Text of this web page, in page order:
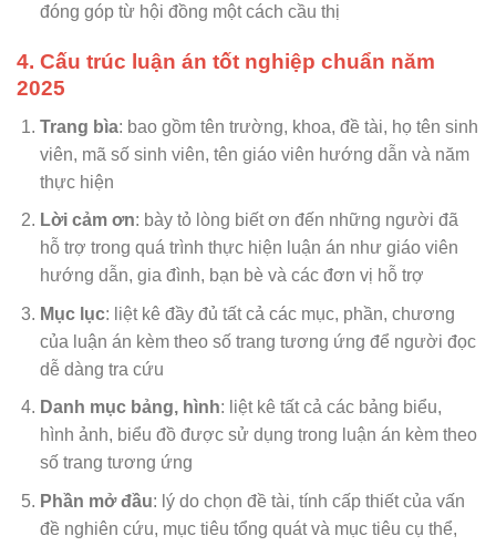
đóng góp từ hội đồng một cách cầu thị
4. Cấu trúc luận án tốt nghiệp chuẩn năm
2025
Trang bìa: bao gồm tên trường, khoa, đề tài, họ tên sinh
viên, mã số sinh viên, tên giáo viên hướng dẫn và năm
thực hiện
Lời cảm ơn: bày tỏ lòng biết ơn đến những người đã
hỗ trợ trong quá trình thực hiện luận án như giáo viên
hướng dẫn, gia đình, bạn bè và các đơn vị hỗ trợ
Mục lục: liệt kê đầy đủ tất cả các mục, phần, chương
của luận án kèm theo số trang tương ứng để người đọc
dễ dàng tra cứu
Danh mục bảng, hình: liệt kê tất cả các bảng biểu,
hình ảnh, biểu đồ được sử dụng trong luận án kèm theo
số trang tương ứng
Phần mở đầu: lý do chọn đề tài, tính cấp thiết của vấn
đề nghiên cứu, mục tiêu tổng quát và mục tiêu cụ thể,